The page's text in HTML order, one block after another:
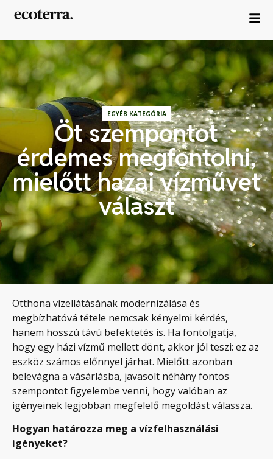
EGYÉB KATEGÓRIA
Öt szempontot
érdemes megfontolni,
mielőtt hazai vízművet
választ
Otthona vízellátásának modernizálása és
megbízhatóvá tétele nemcsak kényelmi kérdés,
hanem hosszú távú befektetés is. Ha fontolgatja,
hogy egy házi vízmű mellett dönt, akkor jól teszi: ez az
eszköz számos előnnyel járhat. Mielőtt azonban
belevágna a vásárlásba, javasolt néhány fontos
szempontot figyelembe venni, hogy valóban az
igényeinek legjobban megfelelő megoldást válassza.
Hogyan határozza meg a vízfelhasználási
igényeket?